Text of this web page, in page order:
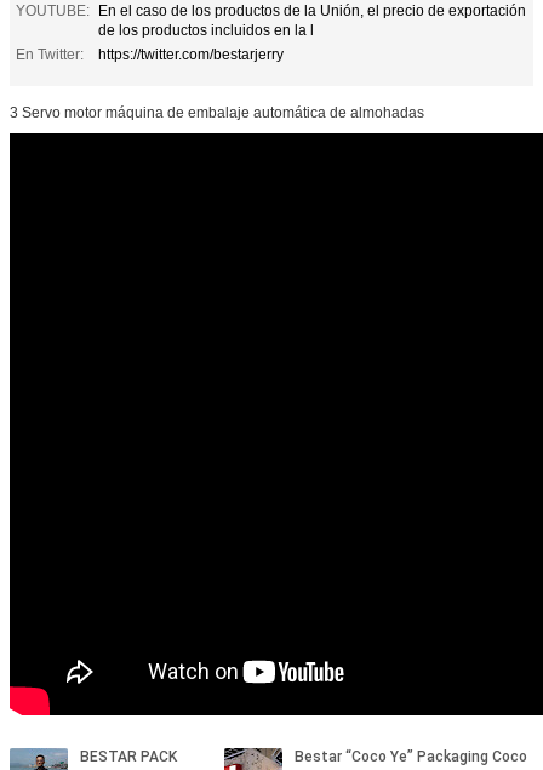
YOUTUBE: En el caso de los productos de la Unión, el precio de exportación
de los productos incluidos en la l
En Twitter:
https://twitter.com/bestarjerry
3 Servo motor máquina de embalaje automática de almohadas